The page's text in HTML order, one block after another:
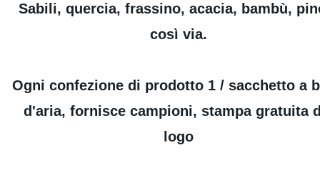
Sabili, quercia, frassino, acacia, bambù,
così via.
Ogni confezione di prodotto 1 / sacchetto a
d'aria, fornisce campioni, stampa gratuita
logo